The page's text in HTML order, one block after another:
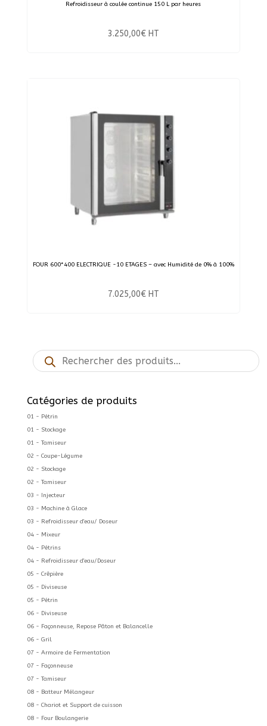
Refroidisseur à coulée continue 150 L par heures
3.250,00€ HT
FOUR 600*400 ELECTRIQUE -10 ETAGES – avec Humidité de 0% à 100%
7.025,00€ HT
Recherche
de
produits
Catégories de produits
01 - Pétrin
01 - Stockage
01 - Tamiseur
02 - Coupe-Légume
02 - Stockage
02 - Tamiseur
03 - Injecteur
03 - Machine à Glace
03 - Refroidisseur d'eau/ Doseur
04 - Mixeur
04 - Pétrins
04 - Refroidisseur d'eau/Doseur
05 - Crêpière
05 - Diviseuse
05 - Pétrin
06 - Diviseuse
06 - Façonneuse, Repose Pâton et Balancelle
06 - Gril
07 - Armoire de Fermentation
07 - Façonneuse
07 - Tamiseur
08 - Batteur Mélangeur
08 - Chariot et Support de cuisson
08 - Four Boulangerie